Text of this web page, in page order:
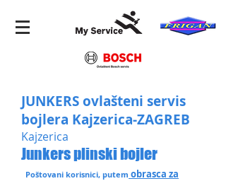
JUNKERS ovlašteni servis
bojlera Kajzerica-ZAGREB
Kajzerica
Junkers plinski bojler
Poštovani korisnici, putem obrasca za